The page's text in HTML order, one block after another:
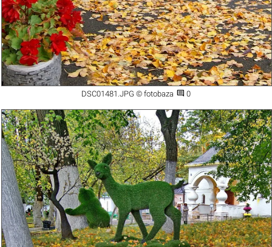
DSC01481.JPG © fotobaza  0